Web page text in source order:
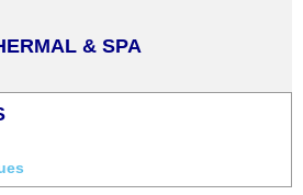
& SPA